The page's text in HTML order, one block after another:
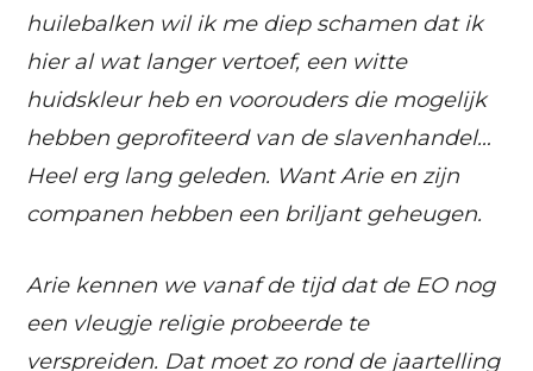
huilebalken wil ik me diep schamen dat ik
hier al wat langer vertoef, een witte
huidskleur heb en voorouders die mogelijk
hebben geprofiteerd van de slavenhandel…
Heel erg lang geleden. Want Arie en zijn
companen hebben een briljant geheugen.
Arie kennen we vanaf de tijd dat de EO nog
een vleugje religie probeerde te
verspreiden. Dat moet zo rond de jaartelling